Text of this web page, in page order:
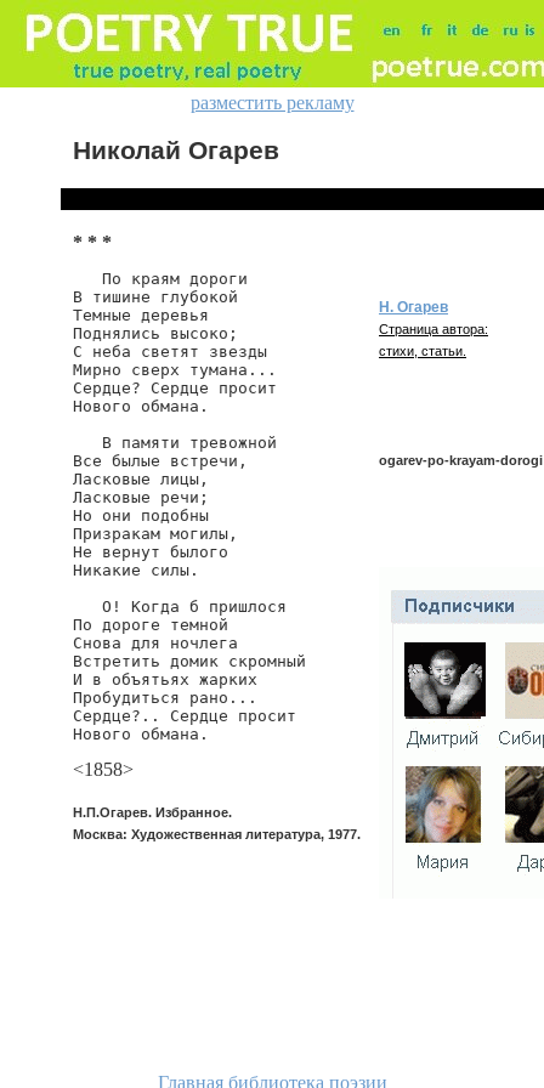
разместить рекламу
Николай Огарев
* * *
   По краям дороги
В тишине глубокой
Темные деревья
Поднялись высоко;
С неба светят звезды
Мирно сверх тумана...
Сердце? Сердце просит
Нового обмана.
   В памяти тревожной
Все былые встречи,
Ласковые лицы,
Ласковые речи;
Но они подобны
Призракам могилы,
Не вернут былого
Никакие силы.
   О! Когда б пришлося
По дороге темной
Снова для ночлега
Встретить домик скромный
И в объятьях жарких
Пробудиться рано...
Сердце?.. Сердце просит
Нового обмана.
<1858>
Н.П.Огарев. Избранное.
Москва: Художественная литература, 1977.
Н. Огарев
Страница автора:
стихи, статьи.
ogarev-po-krayam-dorogi
Главная библиотека поэзии